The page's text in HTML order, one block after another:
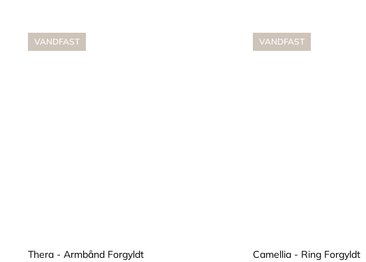
VANDFAST
Thera - Armbånd Forgyldt
VANDFAST
Camellia - Ring Forgyldt